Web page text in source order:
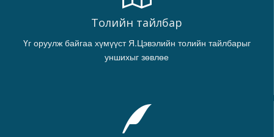
Толийн тайлбар
Үг оруулж байгаа хүмүүст Я.Цэвэлийн толийн тайлбарыг
уншихыг зөвлөе